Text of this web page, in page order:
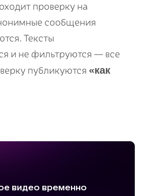
проверку на
сообщения
Тексты
и не фильтруются — все
публикуются «как